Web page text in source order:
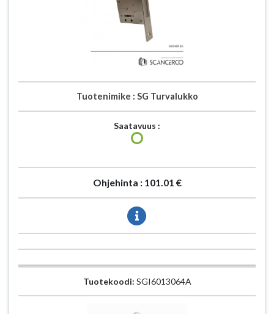
Tuotenimike : SG Turvalukko
Saatavuus :
Ohjehinta : 101.01 €
Tuotekoodi: SGI6013064A